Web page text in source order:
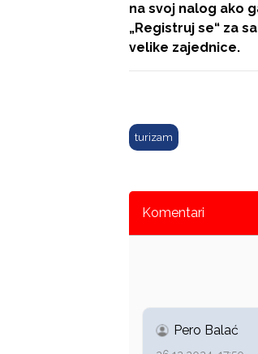
na svoj nalog ako
„Registruj se“ za
velike zajednice.
turizam
Komentari
Pero Balać